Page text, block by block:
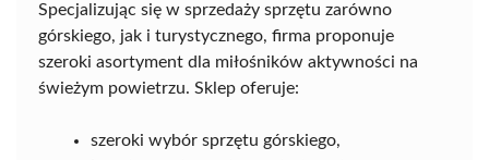
Specjalizując się w sprzedaży sprzętu zarówno
górskiego, jak i turystycznego, firma proponuje
szeroki asortyment dla miłośników aktywności na
świeżym powietrzu. Sklep oferuje:
szeroki wybór sprzętu górskiego,